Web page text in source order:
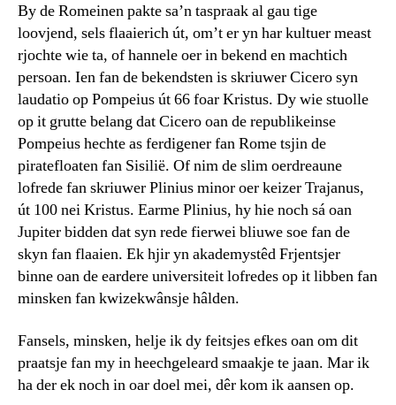
By de Romeinen pakte sa’n taspraak al gau tige
loovjend, sels flaaierich út, om’t er yn har kultuer meast
rjochte wie ta, of hannele oer in bekend en machtich
persoan. Ien fan de bekendsten is skriuwer Cicero syn
laudatio op Pompeius út 66 foar Kristus. Dy wie stuolle
op it grutte belang dat Cicero oan de republikeinse
Pompeius hechte as ferdigener fan Rome tsjin de
piratefloaten fan Sisilië. Of nim de slim oerdreaune
lofrede fan skriuwer Plinius minor oer keizer Trajanus,
út 100 nei Kristus. Earme Plinius, hy hie noch sá oan
Jupiter bidden dat syn rede fierwei bliuwe soe fan de
skyn fan flaaien. Ek hjir yn akademystêd Frjentsjer
binne oan de eardere universiteit lofredes op it libben fan
minsken fan kwizekwânsje hâlden.
Fansels, minsken, helje ik dy feitsjes efkes oan om dit
praatsje fan my in heechgeleard smaakje te jaan. Mar ik
ha der ek noch in oar doel mei, dêr kom ik aansen op.